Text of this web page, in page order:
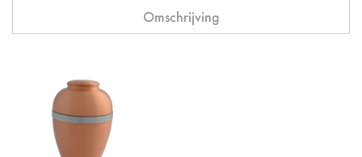
Omschrijving